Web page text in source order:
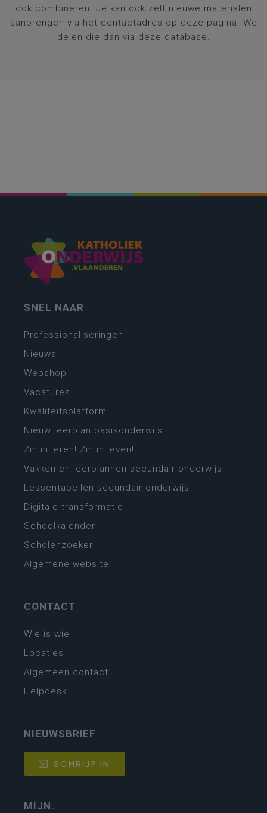
ook combineren. Je kan ook zelf nieuwe materialen
aanbrengen via het contactadres op deze pagina. We
delen die dan via deze database.
SNEL NAAR
Professionaliseringen
Nieuws
Webshop
Vacatures
Kwaliteitsplatform
Nieuw leerplan basisonderwijs
Zin in leren! Zin in leven!
Vakken en leerplannen secundair onderwijs
Lessentabellen secundair onderwijs
Digitale transformatie
Schoolkalender
Scholenzoeker
Algemene website
CONTACT
Wie is wie
Locaties
Algemeen contact
Helpdesk
NIEUWSBRIEF
SCHRIJF IN
MIJN.